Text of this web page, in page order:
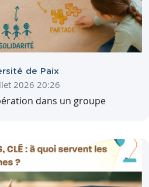
de Paix
2026 20:26
dans un groupe